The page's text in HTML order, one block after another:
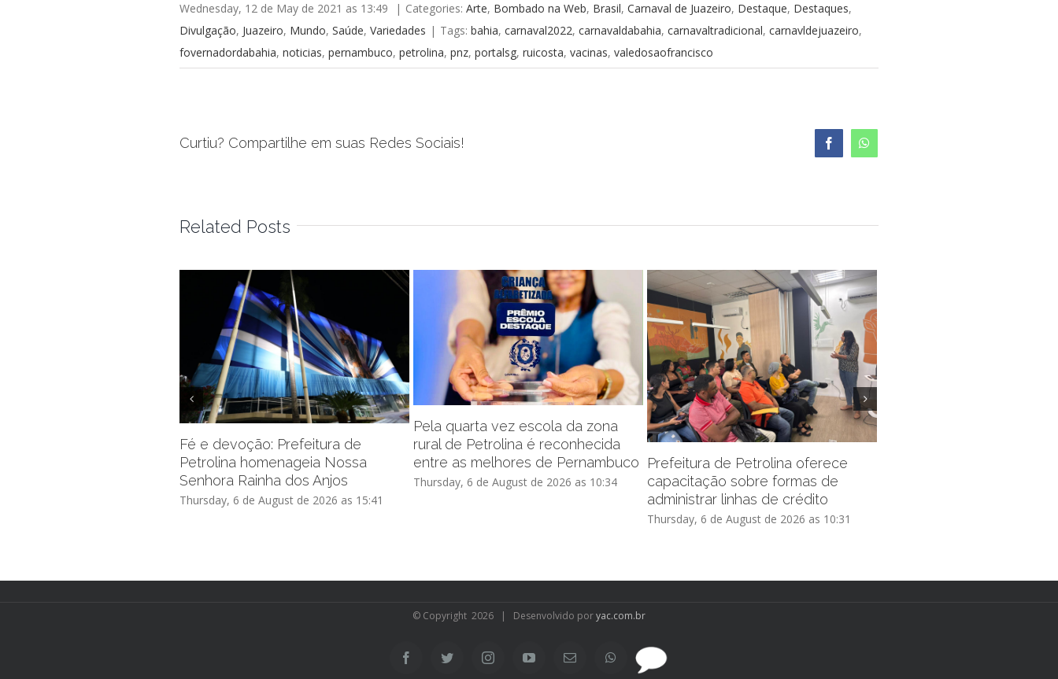
Wednesday, 12 de May de 2021 as 13:49 | Categories:Arte, Bombado na Web, Brasil,Carnaval de Juazeiro, Destaque, Destaques,
Divulgação, Juazeiro, Mundo,Saúde,Variedades | Tags:bahia,carnaval2022,carnavaldabahia,carnavaltradicional,carnavldejuazeiro,
fovernadordabahia,noticias,pernambuco,petrolina,pnz,portalsg,ruicosta,vacinas,valedosaofrancisco
Curtiu? Compartilhe em suas Redes Sociais! Facebook
Related Posts
Fé e devoção: Prefeitura de
Petrolina homenageia Nossa
Senhora Rainha dos Anjos
Thursday, 6 de August de 2026 as 15:41
Pela quarta vez escola da zona
rural de Petrolina é reconhecida
entre as melhores de Pernambuco
Thursday, 6 de August de 2026 as 10:34
Prefeitura de Petrolina oferece
capacitação sobre formas de
administrar linhas de crédito
Thursday, 6 de August de 2026 as 10:31
© Copyright 2026 | Desenvolvido poryac.com.br
FacebookTwitter InstagramYouTubeEmail WhatsApp
SAC